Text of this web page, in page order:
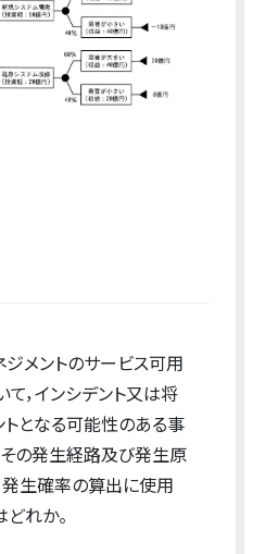
ジメントのサービス可用
，インシデント又は将
トとなる可能性のある事
その発生経路及び発生原
発生確率の算出に使用
れか。